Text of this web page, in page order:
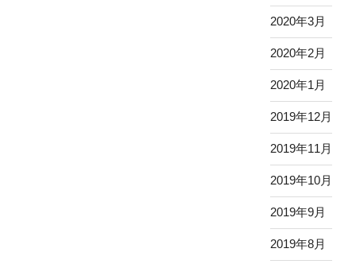
2020年3月
2020年2月
2020年1月
2019年12月
2019年11月
2019年10月
2019年9月
2019年8月